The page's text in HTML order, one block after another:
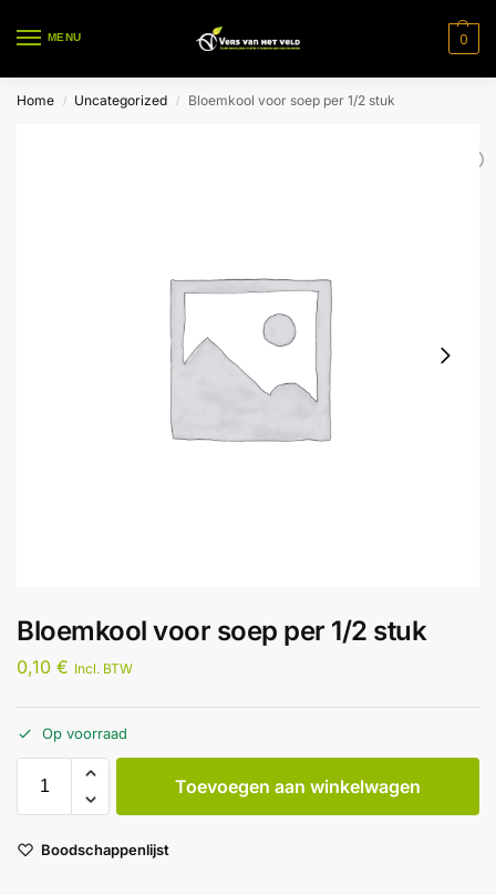
MENU 0
Home / Uncategorized / Bloemkool voor soep per 1/2 stuk
Bloemkool voor soep per 1/2 stuk
0,10 € Incl. BTW
Op voorraad
Toevoegen aan winkelwagen
Boodschappenlijst